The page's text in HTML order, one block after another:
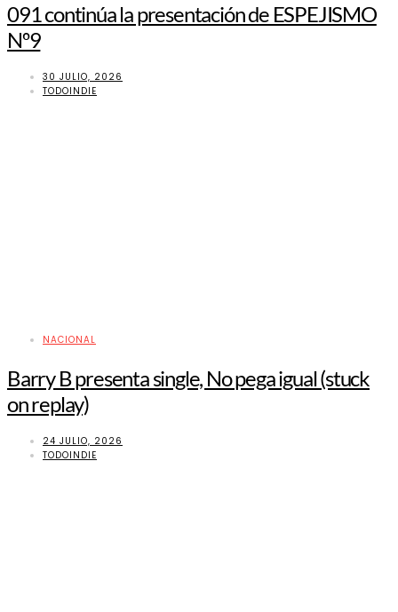
091 continúa la presentación de ESPEJISMO
Nº9
30 JULIO, 2026
TODOINDIE
NACIONAL
Barry B presenta single, No pega igual (stuck
on replay)
24 JULIO, 2026
TODOINDIE